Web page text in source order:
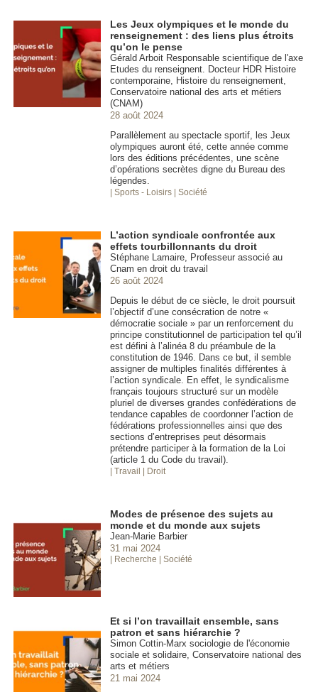
Les Jeux olympiques et le monde du
renseignement : des liens plus étroits
qu’on le pense
Gérald Arboit Responsable scientifique de l'axe
Etudes du renseignent. Docteur HDR Histoire
contemporaine, Histoire du renseignement,
Conservatoire national des arts et métiers
(CNAM)
28 août 2024
Parallèlement au spectacle sportif, les Jeux
olympiques auront été, cette année comme
lors des éditions précédentes, une scène
d’opérations secrètes digne du Bureau des
légendes.
| Sports - Loisirs | Société
L’action syndicale confrontée aux
effets tourbillonnants du droit
Stéphane Lamaire, Professeur associé au
Cnam en droit du travail
26 août 2024
Depuis le début de ce siècle, le droit poursuit
l’objectif d’une consécration de notre «
démocratie sociale » par un renforcement du
principe constitutionnel de participation tel qu’il
est défini à l’alinéa 8 du préambule de la
constitution de 1946. Dans ce but, il semble
assigner de multiples finalités différentes à
l’action syndicale. En effet, le syndicalisme
français toujours structuré sur un modèle
pluriel de diverses grandes confédérations de
tendance capables de coordonner l’action de
fédérations professionnelles ainsi que des
sections d’entreprises peut désormais
prétendre participer à la formation de la Loi
(article 1 du Code du travail).
| Travail | Droit
Modes de présence des sujets au
monde et du monde aux sujets
Jean-Marie Barbier
31 mai 2024
| Recherche | Société
Et si l’on travaillait ensemble, sans
patron et sans hiérarchie ?
Simon Cottin-Marx sociologie de l'économie
sociale et solidaire, Conservatoire national des
arts et métiers
21 mai 2024